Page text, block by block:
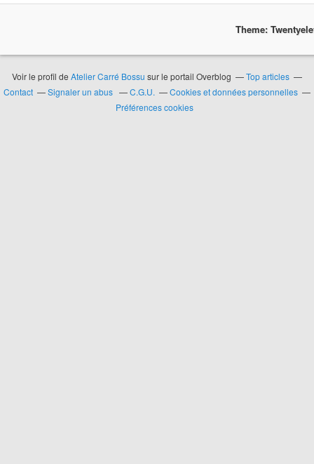
Theme:
Voir le profil de Atelier Carré Bossu sur le portail Overblog
Top articles
Contact
Signaler un abus C.G.U.
Cookies et données personnelles
Préférences cookies